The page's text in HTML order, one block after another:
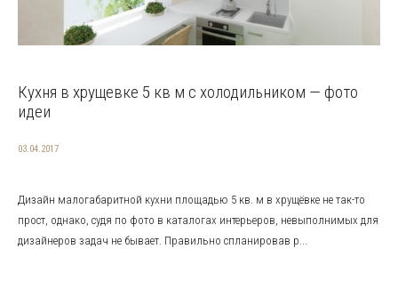
Кухня в хрущевке 5 кв м с холодильником — фото
идеи
03.04.2017
Дизайн малогабаритной кухни площадью 5 кв. м в хрущёвке не так-то
прост, однако, судя по фото в каталогах интерьеров, невыполнимых для
дизайнеров задач не бывает. Правильно спланировав р...